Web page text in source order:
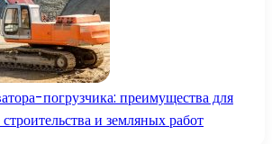
погрузчика: преимущества для
и земляных работ